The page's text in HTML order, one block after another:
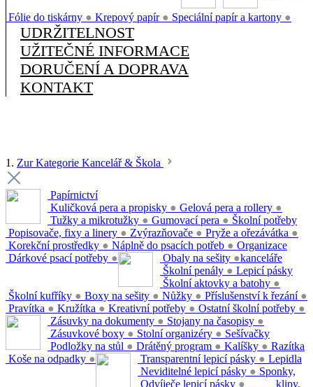
Fólie do tiskárny ● Krepový papír ● Speciální papír a kartony ●
UDRŽITELNOST
UŽITEČNÉ INFORMACE
DORUČENÍ A DOPRAVA
KONTAKT
1. Zur Kategorie Kancelář & Škola
Papírnictví
Kuličková pera a propisky ● Gelová pera a rollery ●
Tužky a mikrotužky ● Gumovací pera ●
Popisovače, fixy a linery ● Zvýrazňovače ● Pryže a ořezávátka ●
Korekční prostředky ● Náplně do psacích potřeb ●
Dárkové psací potřeby ●
Školní potřeby
Obaly na sešity ●
Školní penály ●
Školní aktovky a batohy ●
Školní kufříky ● Boxy na sešity ● Nůžky ● Příslušenství k řezání ●
Pravítka ● Kružítka ● Kreativní potřeby ● Ostatní školní potřeby ●
Organizace
kanceláře
Zásuvky na dokumenty ● Stojany na časopisy ●
Zásuvkové boxy ● Stolní organizéry ●
Podložky na stůl ● Drátěný program ● Kalíšky ●
Koše na odpadky ●
Lepicí pásky
Transparentní lepicí pásky ●
Neviditelné lepicí pásky ●
Odvíječe lepicí pásky ●
Sešívačky
Razítka
Lepidla
Sponky,
klipy,